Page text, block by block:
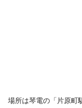
場所は琴電の「片原町